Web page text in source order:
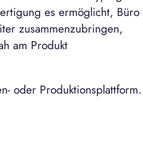
es ermöglicht, Büro
zusammenzubringen,
am Produkt
oder Produktionsplattform.